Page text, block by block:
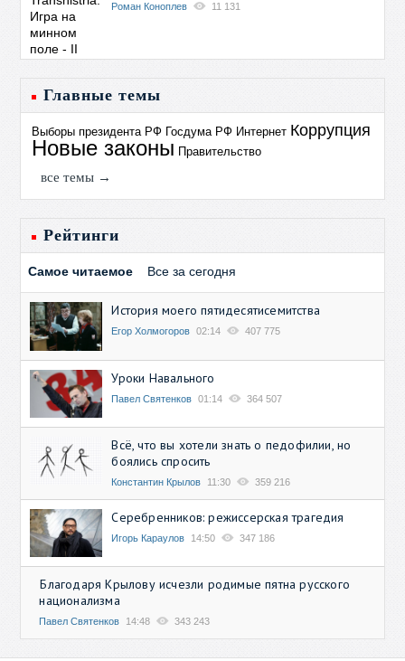
Роман Коноплев 11 131
Главные темы
Выборы президента РФ Госдума РФ Интернет Коррупция
Новые законы Правительство
все темы →
Рейтинги
Самое читаемое Все за сегодня
История моего пятидесятисемитства
Егор Холмогоров 02:14 407 775
Уроки Навального
Павел Святенков 01:14 364 507
Всё, что вы хотели знать о педофилии, но
боялись спросить
Константин Крылов 11:30 359 216
Серебренников: режиссерская трагедия
Игорь Караулов 14:50 347 186
Благодаря Крылову исчезли родимые пятна русского
национализма
Павел Святенков 14:48 343 243